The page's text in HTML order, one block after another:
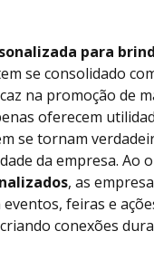
para
se consolidado
na promoção de
oferecem
se tornam
da empresa. Ao
, as
feiras e
conexões